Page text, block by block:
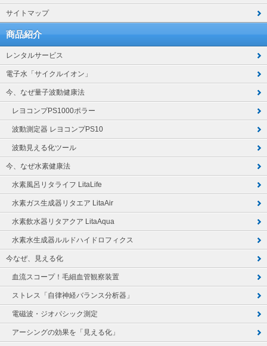
サイトマップ
商品紹介
レンタルサービス
電子水「サイクルイオン」
今、なぜ量子波動健康法
レヨコンプPS1000ポラー
波動測定器 レヨコンプPS10
波動見える化ツール
今、なぜ水素健康法
水素風呂リタライフ LitaLife
水素ガス生成器リタエア LitaAir
水素飲水器リタアクア LitaAqua
水素水生成器ルルドハイドロフィクス
今なぜ、見える化
血流スコープ！毛細血管観察装置
ストレス「自律神経バランス分析器」
電磁波・ジオパシック測定
アーシングの効果を「見える化」